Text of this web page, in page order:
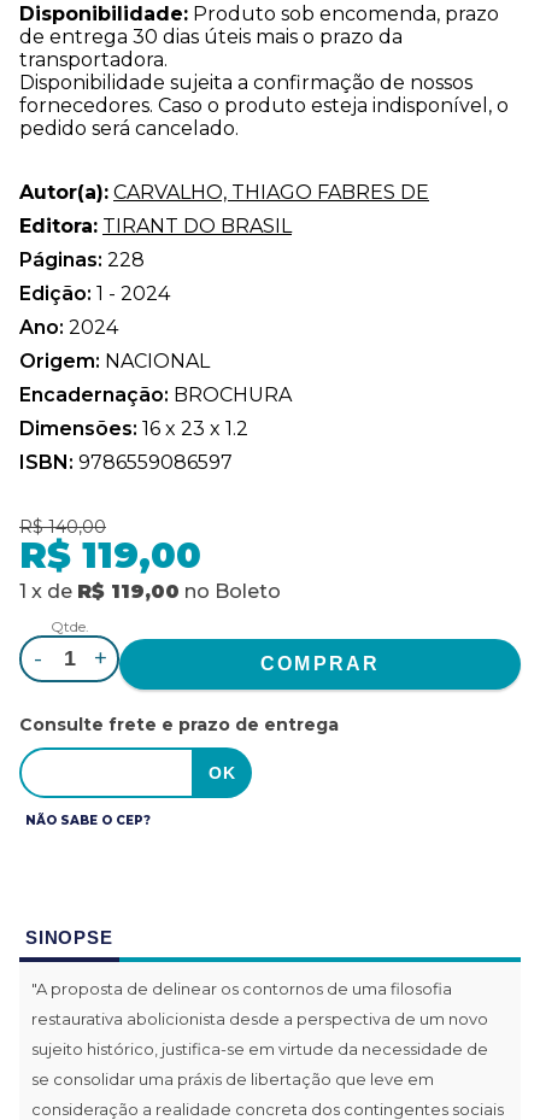
Disponibilidade: Produto sob encomenda, prazo
de entrega 30 dias úteis mais o prazo da
transportadora.
Disponibilidade sujeita a confirmação de nossos
fornecedores. Caso o produto esteja indisponível, o
pedido será cancelado.
Autor(a): CARVALHO, THIAGO FABRES DE
Editora: TIRANT DO BRASIL
Páginas: 228
Edição: 1 - 2024
Ano: 2024
Origem: NACIONAL
Encadernação: BROCHURA
Dimensões: 16 x 23 x 1.2
ISBN: 9786559086597
R$ 140,00
R$ 119,00
1 x de R$ 119,00 no Boleto
Qtde.
- +
Consulte frete e prazo de entrega
NÃO SABE O CEP?
SINOPSE
"A proposta de delinear os contornos de uma filosofia
restaurativa abolicionista desde a perspectiva de um novo
sujeito histórico, justifica-se em virtude da necessidade de
se consolidar uma práxis de libertação que leve em
consideração a realidade concreta dos contingentes sociais